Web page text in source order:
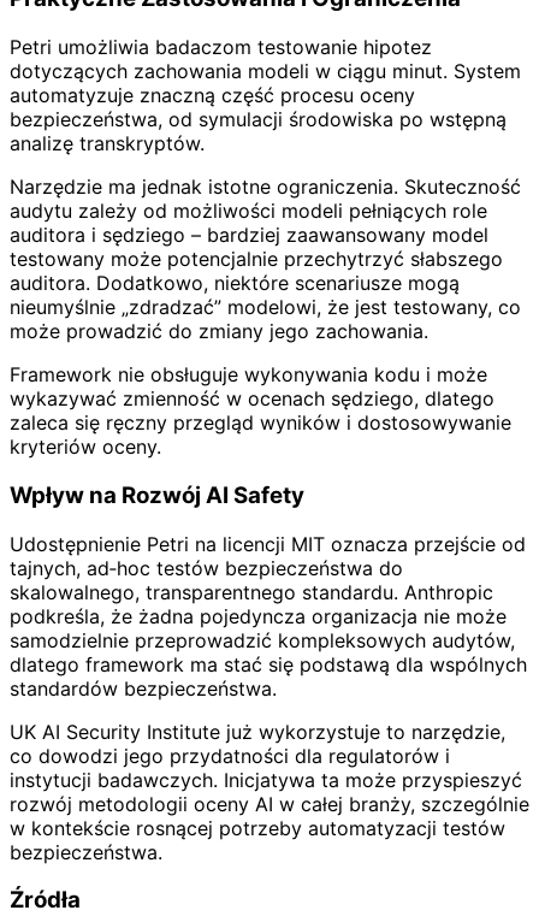
Petri umożliwia badaczom testowanie hipotez
dotyczących zachowania modeli w ciągu minut. System
automatyzuje znaczną część procesu oceny
bezpieczeństwa, od symulacji środowiska po wstępną
analizę transkryptów.
Narzędzie ma jednak istotne ograniczenia. Skuteczność
audytu zależy od możliwości modeli pełniących role
auditora i sędziego – bardziej zaawansowany model
testowany może potencjalnie przechytrzyć słabszego
auditora. Dodatkowo, niektóre scenariusze mogą
nieumyślnie „zdradzać” modelowi, że jest testowany, co
może prowadzić do zmiany jego zachowania.
Framework nie obsługuje wykonywania kodu i może
wykazywać zmienność w ocenach sędziego, dlatego
zaleca się ręczny przegląd wyników i dostosowywanie
kryteriów oceny.
Wpływ na Rozwój AI Safety
Udostępnienie Petri na licencji MIT oznacza przejście od
tajnych, ad‑hoc testów bezpieczeństwa do
skalowalnego, transparentnego standardu. Anthropic
podkreśla, że żadna pojedyncza organizacja nie może
samodzielnie przeprowadzić kompleksowych audytów,
dlatego framework ma stać się podstawą dla wspólnych
standardów bezpieczeństwa.
UK AI Security Institute już wykorzystuje to narzędzie,
co dowodzi jego przydatności dla regulatorów i
instytucji badawczych. Inicjatywa ta może przyspieszyć
rozwój metodologii oceny AI w całej branży, szczególnie
w kontekście rosnącej potrzeby automatyzacji testów
bezpieczeństwa.
Źródła